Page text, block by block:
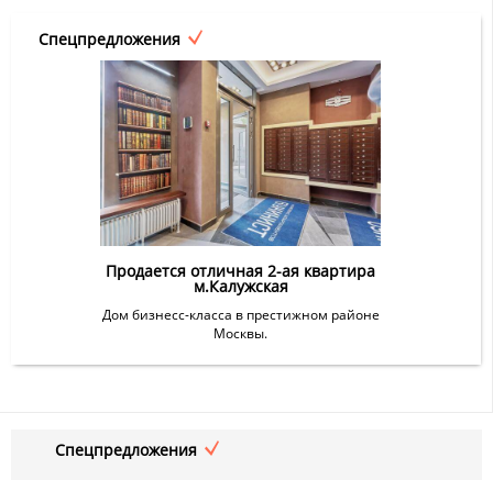
Спецпредложения
Продается отличная 2-ая квартира
м.Калужская
Дом бизнесс-класса в престижном районе
Москвы.
Спецпредложения